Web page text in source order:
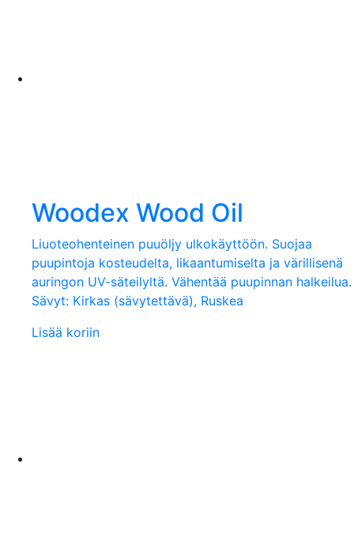
Woodex Wood Oil
Liuoteohenteinen puuöljy ulkokäyttöön. Suojaa
puupintoja kosteudelta, likaantumiselta ja värillisenä
auringon UV-säteilyltä. Vähentää puupinnan halkeilua.
Sävyt: Kirkas (sävytettävä), Ruskea
Lisää koriin